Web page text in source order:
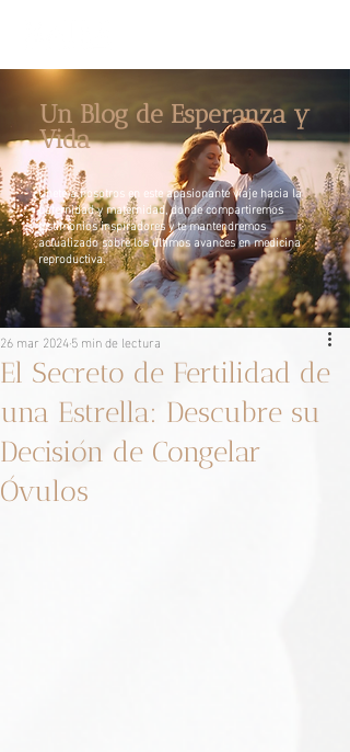
Un Blog de Esperanza y
Vida
Únete a nosotros en este apasionante viaje hacia la
paternidad y maternidad, donde compartiremos
testimonios inspiradores y te mantendremos
actualizado sobre los últimos avances en medicina
reproductiva.
El Secreto de Fertilidad de
una Estrella: Descubre su
Decisión de Congelar
Óvulos
26 mar 20245 min de lectura